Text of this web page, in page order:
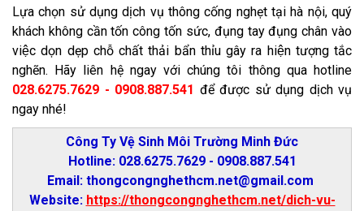
Lựa chọn sử dụng dịch vụ thông cống nghẹt tại hà nội, quý
khách không cần tốn công tốn sức, đụng tay đụng chân vào
việc dọn dẹp chỗ chất thải bẩn thỉu gây ra hiện tượng tắc
nghẽn. Hãy liên hệ ngay với chúng tôi thông qua hotline
028.6275.7629 - 0908.887.541 để được sử dụng dịch vụ
ngay nhé!
Công Ty Vệ Sinh Môi Trường Minh Đức
Hotline: 028.6275.7629 - 0908.887.541
Email: thongcongnghethcm.net@gmail.com
Website: https://thongcongnghethcm.net/dich-vu-